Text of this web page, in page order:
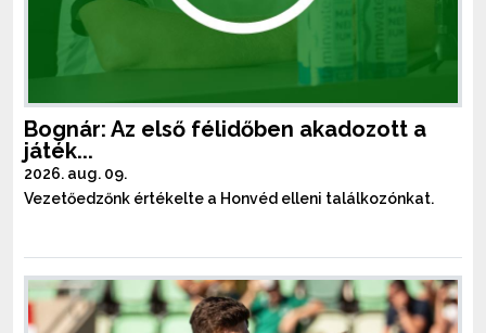
Bognár: Az első félidőben akadozott a
játék...
2026. aug. 09.
Vezetőedzőnk értékelte a Honvéd elleni találkozónkat.